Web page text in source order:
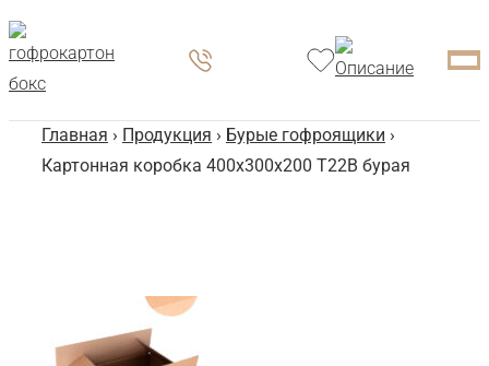
Главная › Продукция › Бурые гофроящики ›
Картонная коробка 400x300x200 Т22B бурая